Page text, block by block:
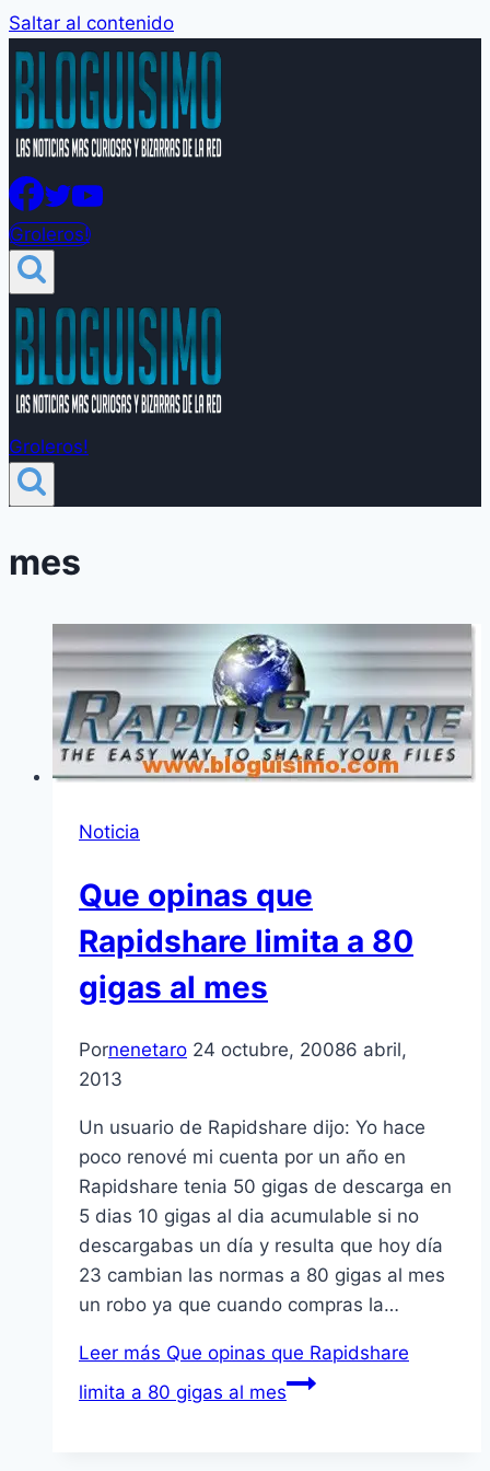
Saltar al contenido
Groleros!
Groleros!
mes
Noticia
Que opinas que
Rapidshare limita a 80
gigas al mes
Pornenetaro 24 octubre, 20086 abril,
2013
Un usuario de Rapidshare dijo: Yo hace
poco renové mi cuenta por un año en
Rapidshare tenia 50 gigas de descarga en
5 dias 10 gigas al dia acumulable si no
descargabas un dí­a y resulta que hoy dí­a
23 cambian las normas a 80 gigas al mes
un robo ya que cuando compras la…
Leer más Que opinas que Rapidshare
limita a 80 gigas al mes